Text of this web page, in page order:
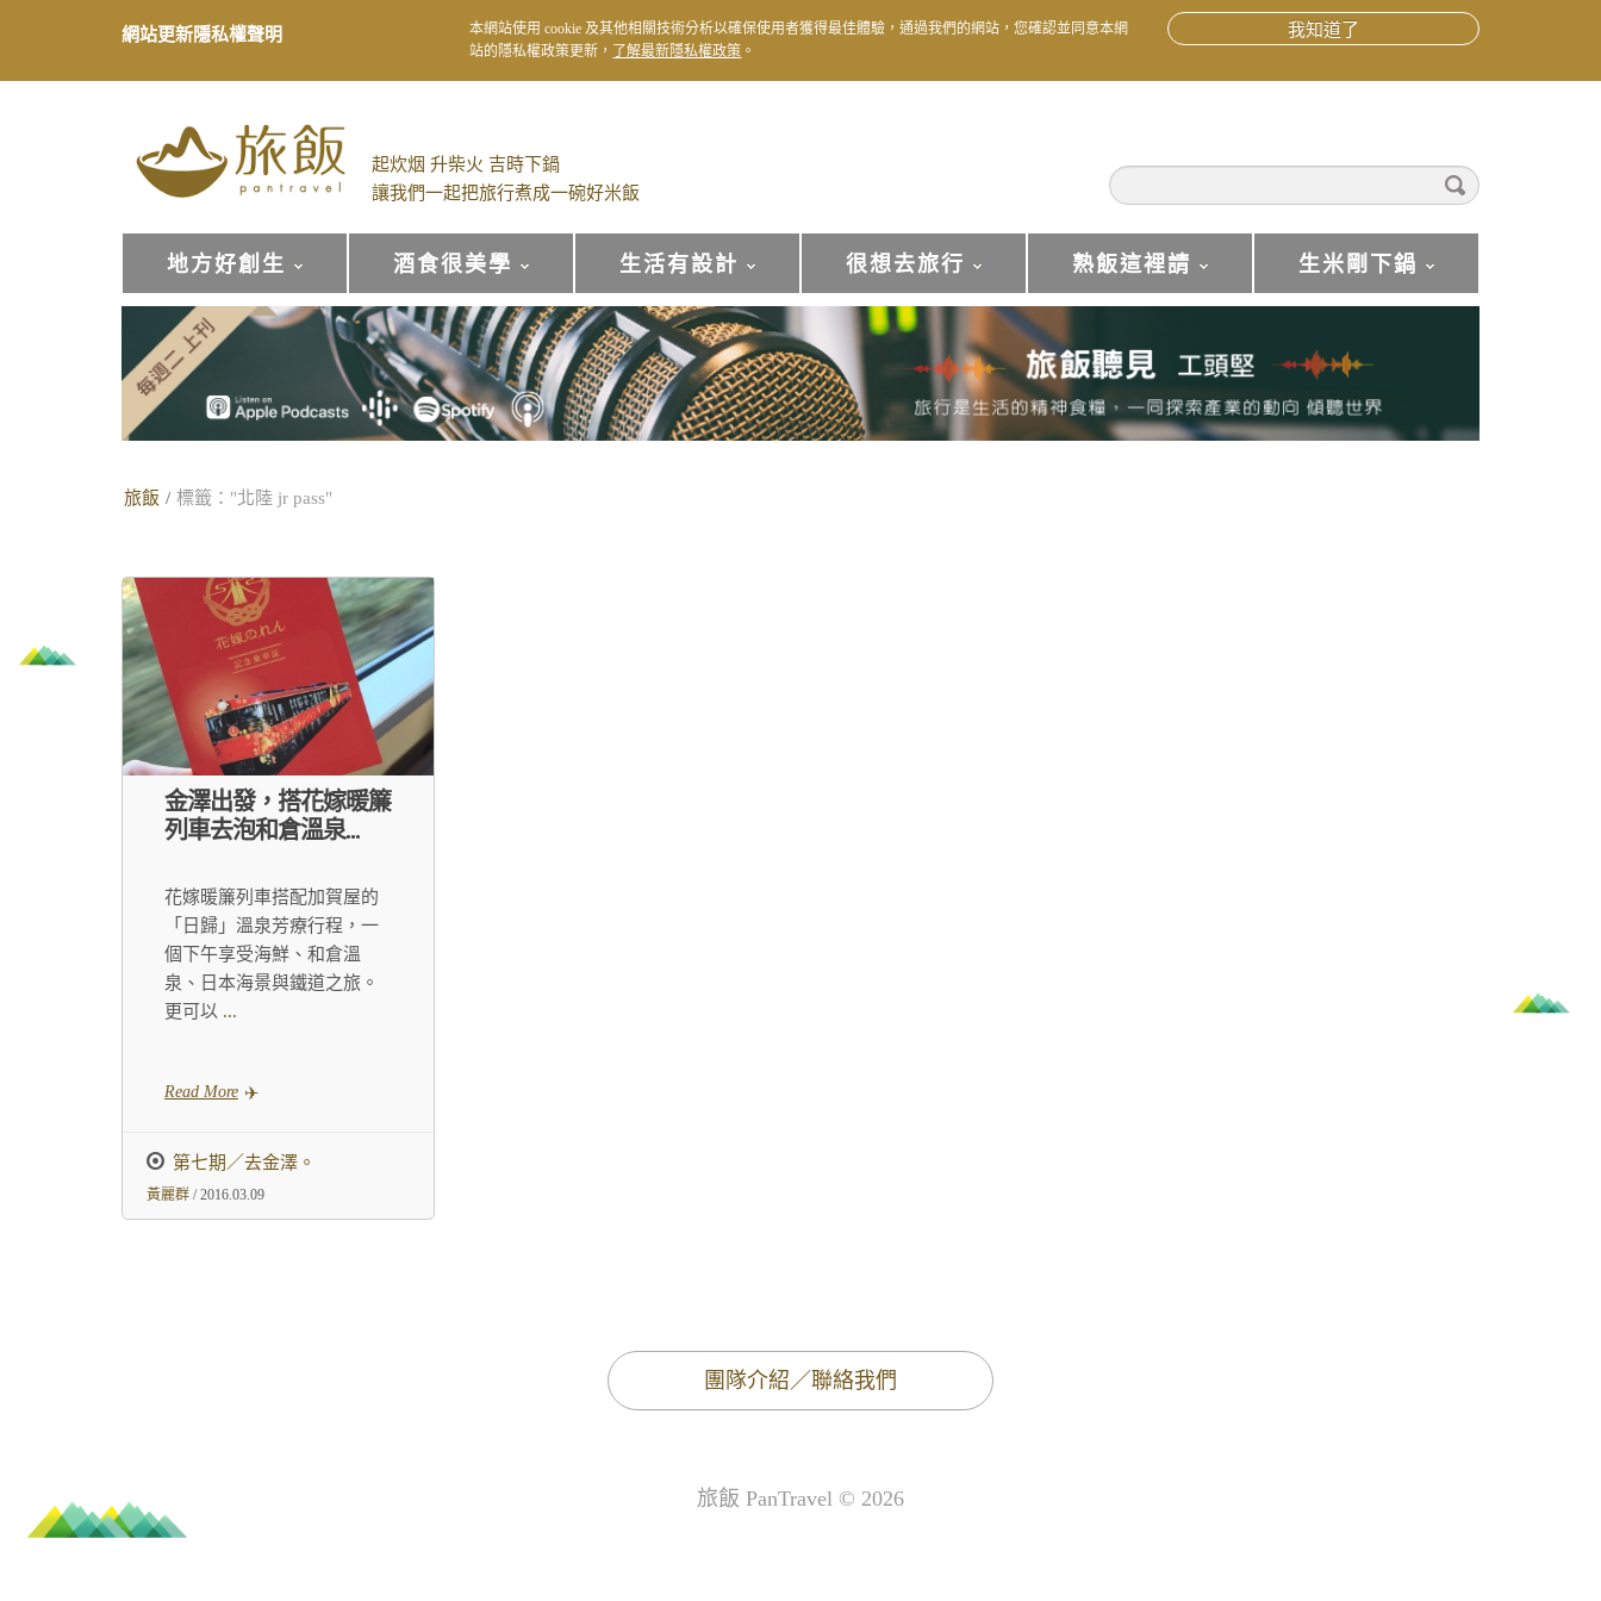
起炊烟 升柴火 吉時下鍋
讓我們一起把旅行煮成一碗好米飯
地方好創生 酒食很美學 生活有設計 很想去旅行 熟飯這裡請 生米剛下鍋
旅飯 / 標籤："北陸 jr pass"
金澤出發，搭花嫁暖簾
列車去泡和倉溫泉...
花嫁暖簾列車搭配加賀屋的
「日歸」溫泉芳療行程，一
個下午享受海鮮、和倉溫
泉、日本海景與鐵道之旅。
更可以 ...
Read More
第七期／去金澤。
黃麗群 / 2016.03.09
團隊介紹／聯絡我們
旅飯 PanTravel © 2026
網站更新隱私權聲明
本網站使用 cookie 及其他相關技術分析以確保使用者獲得最佳體驗，通過我們的網站，您確認並同意本網
站的隱私權政策更新，
了解最新隱私權政策 。
我知道了